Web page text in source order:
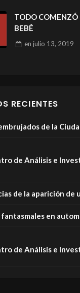
TODO COMENZÓ
BEBÉ
en julio 13, 2019
RECIENTES
de la
de Análisis e
de la aparición de
fantasmales en
de Análisis e